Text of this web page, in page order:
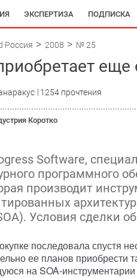
ЭКСПЕРТИЗА ПОДПИСКА
Россия 2008 № 25
1254 прочтения
Коротко
Software,
программного
производит
Условия сделки
последовала спустя
ее планов приобрести
на SOA-